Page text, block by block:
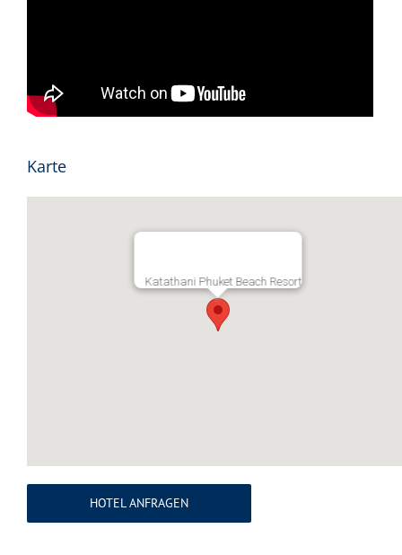
Karte
Katathani Phuket Beach Resort
HOTEL ANFRAGEN